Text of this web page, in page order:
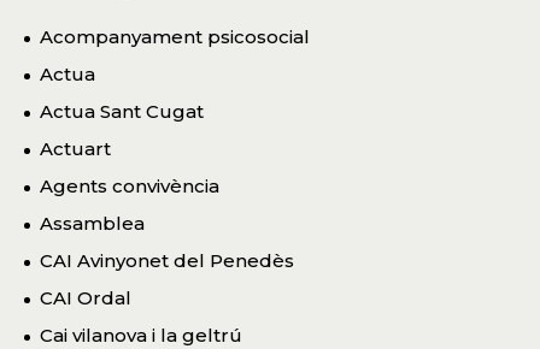
Acompanyament psicosocial
Actua
Actua Sant Cugat
Actuart
Agents convivència
Assamblea
CAI Avinyonet del Penedès
CAI Ordal
Cai vilanova i la geltrú